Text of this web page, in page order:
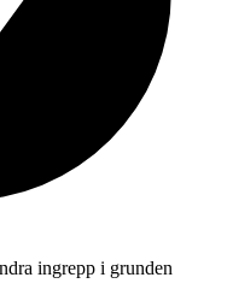
ingrepp i grunden